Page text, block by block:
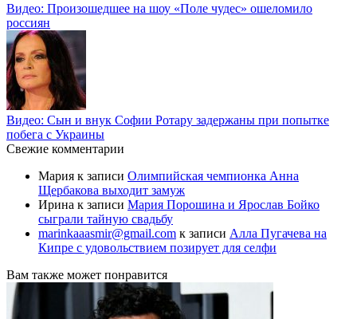
Видео: Произошедшее на шоу «Поле чудес» ошеломило
россиян
Видео: Сын и внук Софии Ротару задержаны при попытке
побега с Украины
Свежие комментарии
Мария к записи Олимпийская чемпионка Анна
Щербакова выходит замуж
Ирина к записи Мария Порошина и Ярослав Бойко
сыграли тайную свадьбу
marinkaaasmir@gmail.com к записи Алла Пугачева на
Кипре с удовольствием позирует для селфи
Вам также может понравится